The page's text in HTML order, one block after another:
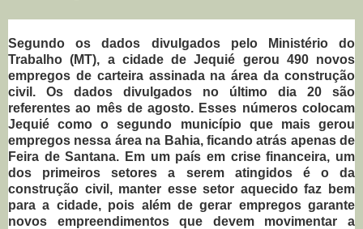
Segundo os dados divulgados pelo Ministério do
Trabalho (MT), a cidade de Jequié gerou 490 novos
empregos de carteira assinada na área da construção
civil. Os dados divulgados no último dia 20 são
referentes ao mês de agosto. Esses números colocam
Jequié como o segundo município que mais gerou
empregos nessa área na Bahia, ficando atrás apenas de
Feira de Santana. Em um país em crise financeira, um
dos primeiros setores a serem atingidos é o da
construção civil, manter esse setor aquecido faz bem
para a cidade, pois além de gerar empregos garante
novos empreendimentos que devem movimentar a